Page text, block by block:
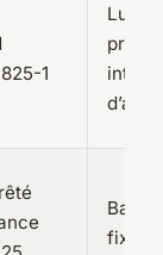
1
d’arrêt
fixes